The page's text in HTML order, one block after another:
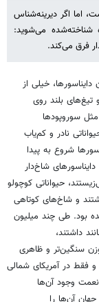
اما اگر دیرینه‌شناس
شناخته‌شده می‌شوید:
فرق می‌کند.
خیلی از
تیغ‌های بلند روی
سوروپودها
نادر و کم‌یاب
شروع به پیدا
شاخ‌دار
حیواناتی کوچولو
و شاخ‌های کوتاهی
بود. طی چند میلیون
داشتند،
سنگین‌تر و ظاهری
و فقط در آمریکای شمالی
نعمت وجود آن‌ها
آن‌ها را